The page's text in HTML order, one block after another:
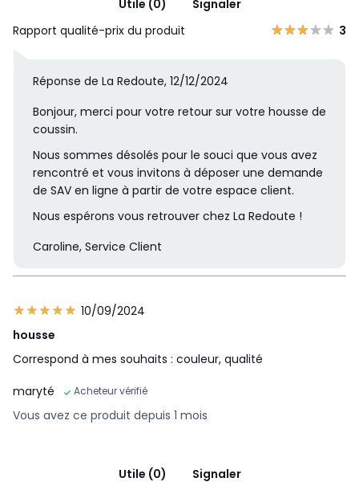
Utile (0)
Signaler
Rapport qualité-prix du produit
3
Réponse de La Redoute, 12/12/2024
Bonjour, merci pour votre retour sur votre housse de
coussin.
Nous sommes désolés pour le souci que vous avez
rencontré et vous invitons à déposer une demande
de SAV en ligne à partir de votre espace client.
Nous espérons vous retrouver chez La Redoute !
Caroline, Service Client
10/09/2024
housse
Correspond à mes souhaits : couleur, qualité
maryté
Acheteur vérifié
Vous avez ce produit depuis 1 mois
Utile (0) Signaler